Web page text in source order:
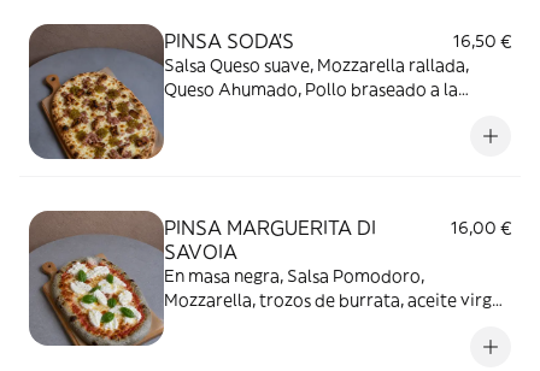
PINSA SODA'S
16,50 €
Salsa Queso suave, Mozzarella rallada,
Queso Ahumado, Pollo braseado a la
PINSA MARGUERITA DI
SAVOIA
16,00 €
En masa negra, Salsa Pomodoro,
Mozzarella, trozos de burrata, aceite virgen